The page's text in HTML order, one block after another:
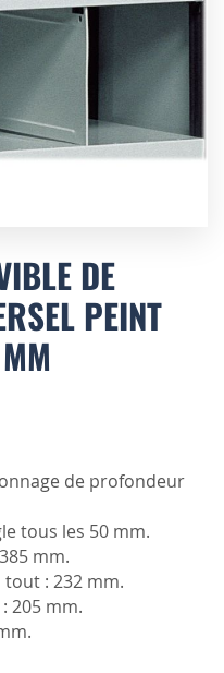
DE
PEINT
de profondeur
tous les 50 mm.
mm.
: 232 mm.
205 mm.